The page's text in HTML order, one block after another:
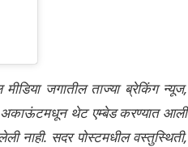
जगातील ताज्या ब्रेकिंग न्यूज,
अकाऊंटमधून थेट एम्बेड करण्यात आली
नाही. सदर पोस्टमधील वस्तुस्थिती,